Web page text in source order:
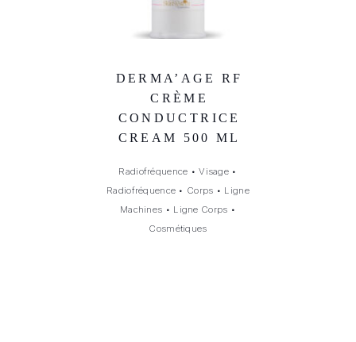
DERMA’AGE RF
CRÈME
CONDUCTRICE
CREAM 500 ML
Radiofréquence •Visage •
Radiofréquence • Corps • Ligne
Machines • Ligne Corps •
Cosmétiques